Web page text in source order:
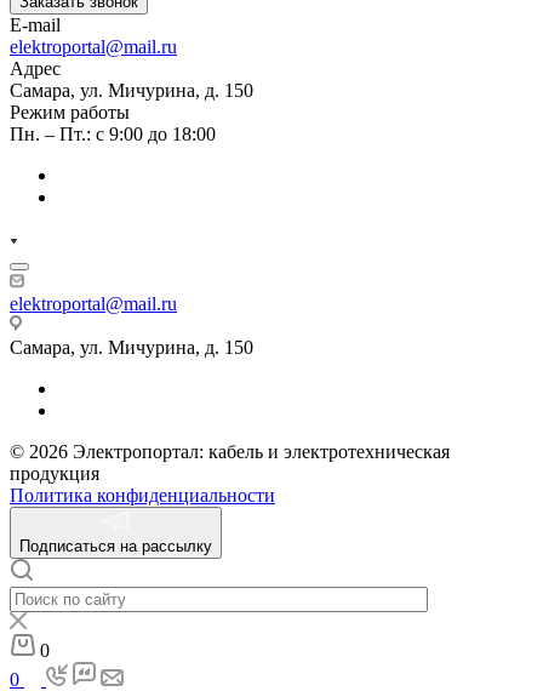
E-mail
elektroportal@mail.ru
Адрес
Самара, ул. Мичурина, д. 150
Режим работы
Пн. – Пт.: с 9:00 до 18:00
elektroportal@mail.ru
Самара, ул. Мичурина, д. 150
© 2026 Электропортал: кабель и электротехническая
продукция
Политика конфиденциальности
Подписаться на рассылку
0
0